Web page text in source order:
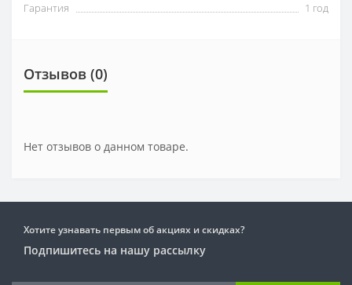
Гарантия
1 год
Отзывов (0)
Нет отзывов о данном товаре.
Хотите узнавать первым об акциях и скидках?
Подпишитесь на нашу рассылку